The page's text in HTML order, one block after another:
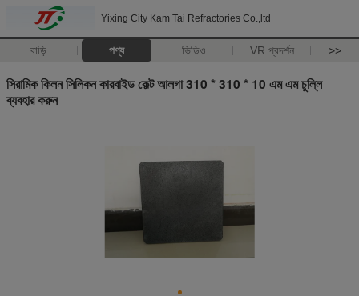
Yixing City Kam Tai Refractories Co.,ltd
বাড়ি পণ্য ভিডিও VR প্রদর্শন >>
সিরামিক কিলন সিলিকন কারবাইড কেল্ট আলগা 310 * 310 * 10 এম এম চুল্লি
ব্যবহার করুন